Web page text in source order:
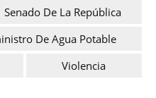
Senado De La República
De Agua Potable
Violencia